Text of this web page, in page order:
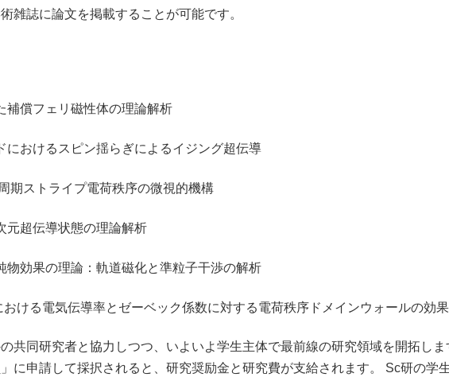
雑誌に論文を掲載することが可能です。
補償フェリ磁性体の理論解析
におけるスピン揺らぎによるイジング超伝導
期ストライプ電荷秩序の微視的機構
元超伝導状態の理論解析
物効果の理論：軌道磁化と準粒子干渉の解析
ける電気伝導率とゼーベック係数に対する電荷秩序ドメインウォールの効果
共同研究者と協力しつつ、いよいよ学生主体で最前線の研究領域を開拓し
に申請して採択されると、研究奨励金と研究費が支給されます。 Sc研の学